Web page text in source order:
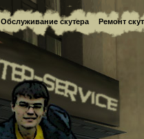
Обслуживание скутера Ремонт